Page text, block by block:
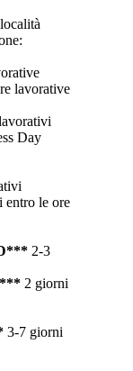
lavorative
Day
entro le ore
2-3
2 giorni
3-7 giorni